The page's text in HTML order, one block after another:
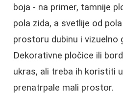
boja - na primer, tamnije
pola zida, a svetlije od
prostoru dubinu i vizuelno
Dekorativne pločice ili
ukras, ali treba ih koristiti
prenatrpale mali prostor.